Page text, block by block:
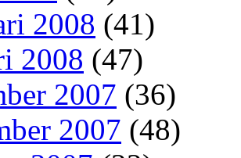
2008 (41)
2008 (47)
2007 (36)
2007 (48)